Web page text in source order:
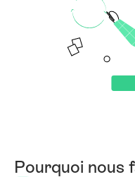
Pourquoi nous